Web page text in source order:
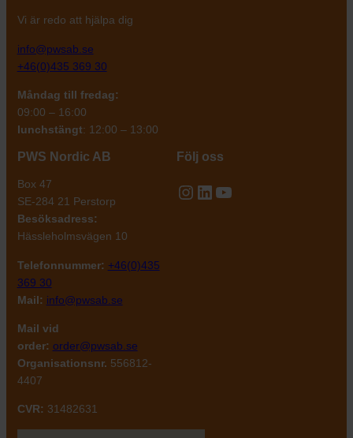
Vi är redo att hjälpa dig
info@pwsab.se
+46(0)435 369 30
Måndag till fredag:
09:00 – 16:00
lunchstängt: 12:00 – 13:00
PWS Nordic AB
Box 47
SE-284 21 Perstorp
Besöksadress:
Hässleholmsvägen 10
Telefonnummer: +46(0)435
369 30
Mail: info@pwsab.se
Mail vid
order: order@pwsab.se
Organisationsnr. 556812-
4407
CVR: 31482631
Följ oss
Instagram
LinkedIn
YouTube